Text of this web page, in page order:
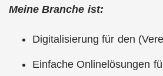
Meine Branche ist:
Digitalisierung für den
Einfache Onlinelösungen